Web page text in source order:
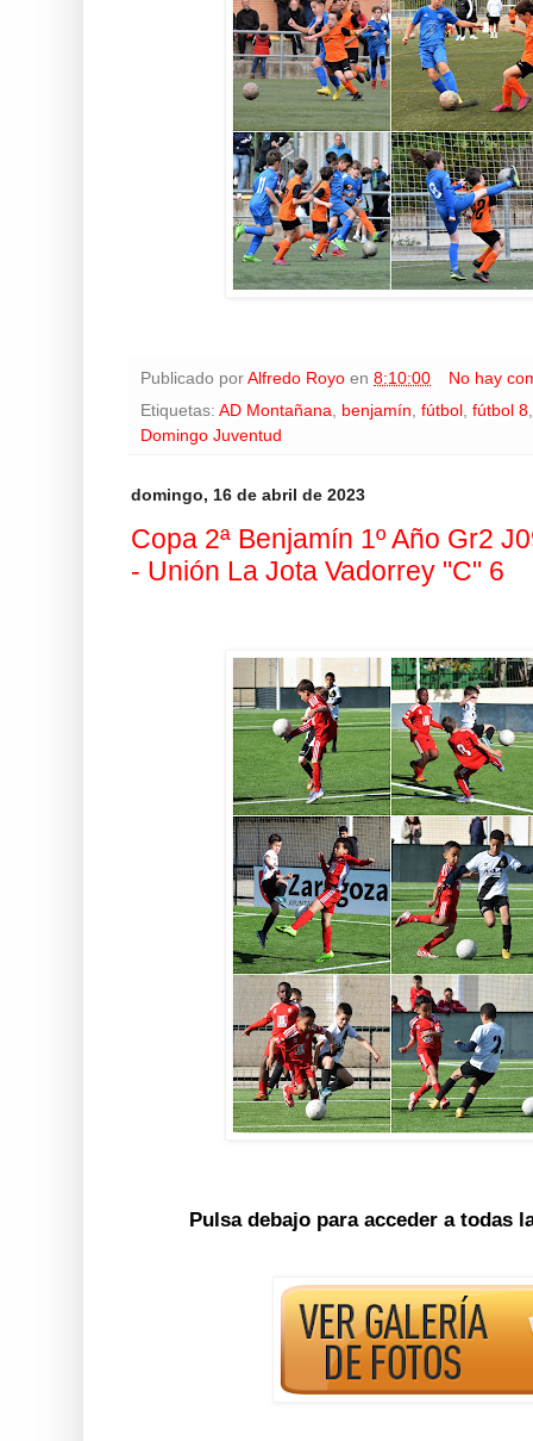
Publicado por Alfredo Royo en 8:10:00
No hay
Etiquetas: AD Montañana benjamín fútbol fútbol 8
Domingo Juventud
domingo, 16 de abril de 2023
Copa 2ª Benjamín 1º Año Gr2
- Unión La Jota Vadorrey "C" 6
Pulsa debajo para acceder a todas